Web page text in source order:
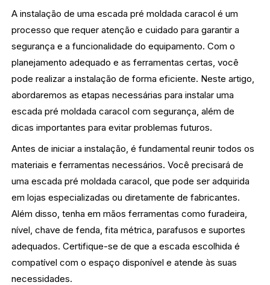
A instalação de uma escada pré moldada caracol é um
processo que requer atenção e cuidado para garantir a
segurança e a funcionalidade do equipamento. Com o
planejamento adequado e as ferramentas certas, você
pode realizar a instalação de forma eficiente. Neste artigo,
abordaremos as etapas necessárias para instalar uma
escada pré moldada caracol com segurança, além de
dicas importantes para evitar problemas futuros.
Antes de iniciar a instalação, é fundamental reunir todos os
materiais e ferramentas necessários. Você precisará de
uma escada pré moldada caracol, que pode ser adquirida
em lojas especializadas ou diretamente de fabricantes.
Além disso, tenha em mãos ferramentas como furadeira,
nível, chave de fenda, fita métrica, parafusos e suportes
adequados. Certifique-se de que a escada escolhida é
compatível com o espaço disponível e atende às suas
necessidades.